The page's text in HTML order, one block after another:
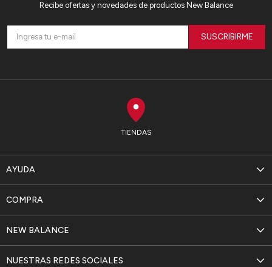
TIENDAS
AYUDA
NEW BALANCE
COMPRA
NUESTRAS REDES SOCIALES
Recibe ofertas y novedades de productos New Balance
SUSCRIBIRME